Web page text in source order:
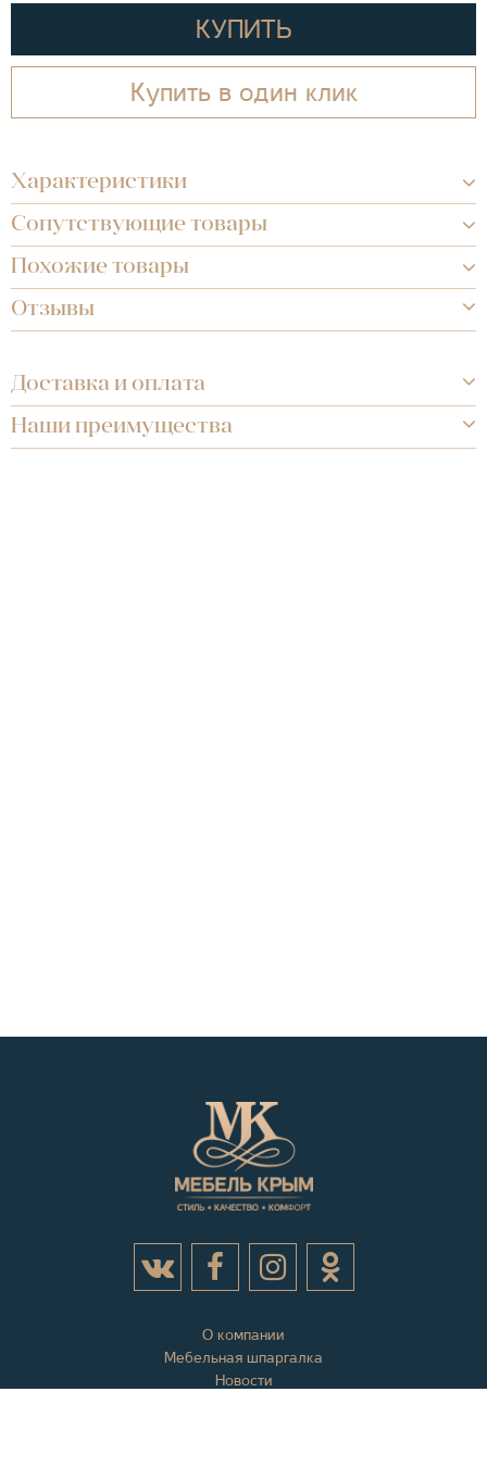
КУПИТЬ
Купить в один клик
Характеристики
Сопутствующие товары
Похожие товары
Отзывы
Доставка и оплата
Наши преимущества
О компании
Мебельная шпаргалка
Новости